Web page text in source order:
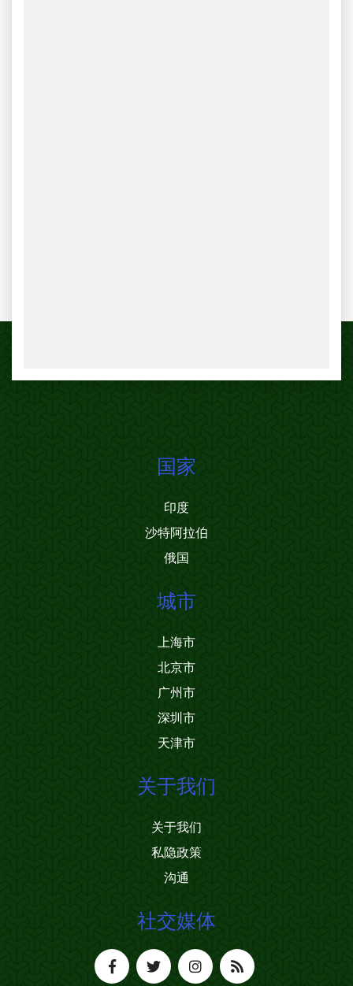
国家
印度
沙特阿拉伯
俄国
城市
上海市
北京市
广州市
深圳市
天津市
关于我们
关于我们
私隐政策
沟通
社交媒体